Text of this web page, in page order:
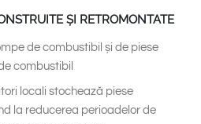
Asia Pacific
Australia
中国
ȘI RETROMONTATE
de combustibil și de piese
combustibil
locali stochează piese
la reducerea perioadelor de